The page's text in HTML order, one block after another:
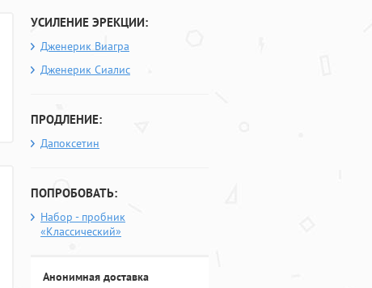
УСИЛЕНИЕ ЭРЕКЦИИ:
Дженерик Виагра
Дженерик Сиалис
ПРОДЛЕНИЕ:
Дапоксетин
ПОПРОБОВАТЬ:
Набор - пробник
«Классический»
Анонимная доставка